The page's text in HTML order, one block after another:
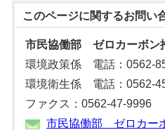
このページに関するお問い
市民協働部 ゼロカーボン
環境政策係 電話：0562-
環境衛生係 電話：0562-
ファクス：0562-47-9996
市民協働部 ゼロカー